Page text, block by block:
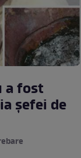
a fost
șefei de